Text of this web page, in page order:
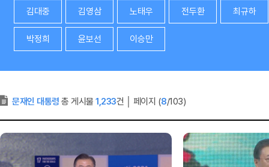
김대중 김영삼 노태우 전두환 최규하
박정희 윤보선 이승만
문재인 대통령 총 게시물 1,233건 페이지 (8/103)